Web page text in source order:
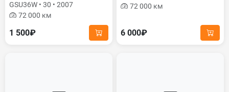
GSU36W • 30 • 2007
72 000 км
1 500₽
72 000 км
6 000₽